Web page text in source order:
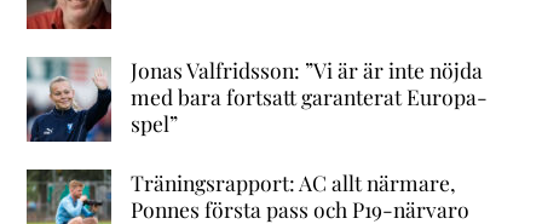
Jonas Valfridsson: ”Vi är är inte nöjda
med bara fortsatt garanterat Europa-
spel”
Träningsrapport: AC allt närmare,
Ponnes första pass och P19-närvaro